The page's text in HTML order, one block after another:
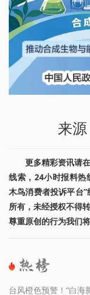
来
更多精彩资讯请
线索，24小时报料热
木鸟消费者投诉平台
所有，未经授权不得
尊重原创的行为我们将
台风橙色预警！“白海